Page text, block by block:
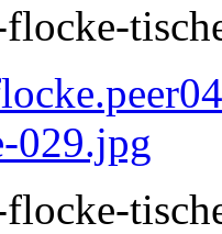
029.jpg